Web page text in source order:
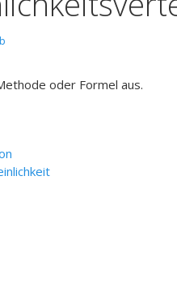
oder Formel aus.